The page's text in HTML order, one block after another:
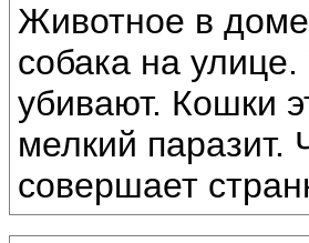
Животное в
собака на улице.
убивают. Кошки
мелкий паразит.
совершает